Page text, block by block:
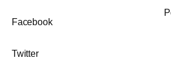
Facebook
Twitter